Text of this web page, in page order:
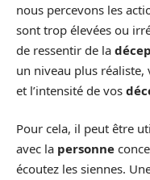
nous percevons les
sont trop élevées ou
de ressentir de la
un niveau plus
et l’intensité de vos
Pour cela, il peut être
avec la personne
écoutez les siennes.